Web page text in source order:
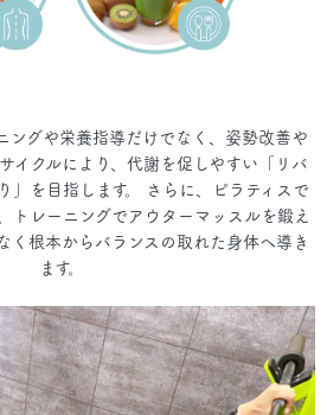
ングや栄養指導だけでなく、姿勢改善や
イクルにより、代謝を促しやすい「リバ
」を目指します。 さらに、ピラティスで
トレーニングでアウターマッスルを鍛え
く根本からバランスの取れた身体へ導き
ます。